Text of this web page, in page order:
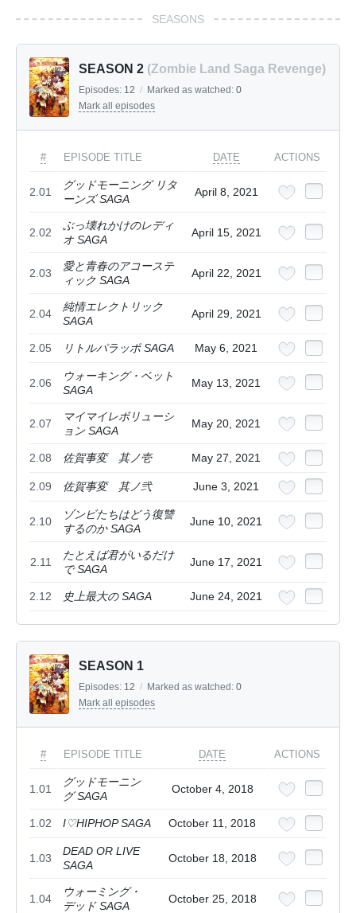
SEASONS
SEASON 2 (Zombie Land Saga Revenge)
Episodes: 12 / Marked as watched: 0
Mark all episodes
# EPISODE TITLE DATE ACTIONS
2.01
グッドモーニング リタ
ーンズ SAGA
April 8, 2021
2.02
ぶっ壊れかけのレディ
オ SAGA
April 15, 2021
2.03
愛と青春のアコーステ
ィック SAGA
April 22, 2021
2.04
純情エレクトリック
SAGA
April 29, 2021
2.05 リトルパラッポ SAGA May 6, 2021
2.06
ウォーキング・ベット
SAGA
May 13, 2021
2.07
マイマイレボリューシ
ョン SAGA
May 20, 2021
2.08 佐賀事変 其ノ壱 May 27, 2021
2.09 佐賀事変 其ノ弐 June 3, 2021
2.10
ゾンビたちはどう復讐
するのか SAGA
June 10, 2021
2.11
たとえば君がいるだけ
で SAGA
June 17, 2021
2.12 史上最大の SAGA June 24, 2021
SEASON 1
Episodes: 12 / Marked as watched: 0
Mark all episodes
# EPISODE TITLE DATE ACTIONS
1.01
グッドモーニン
グ SAGA
October 4, 2018
1.02 I♡HIPHOP SAGA October 11, 2018
1.03
DEAD OR LIVE
SAGA
October 18, 2018
1.04
ウォーミング・
デッド SAGA
October 25, 2018